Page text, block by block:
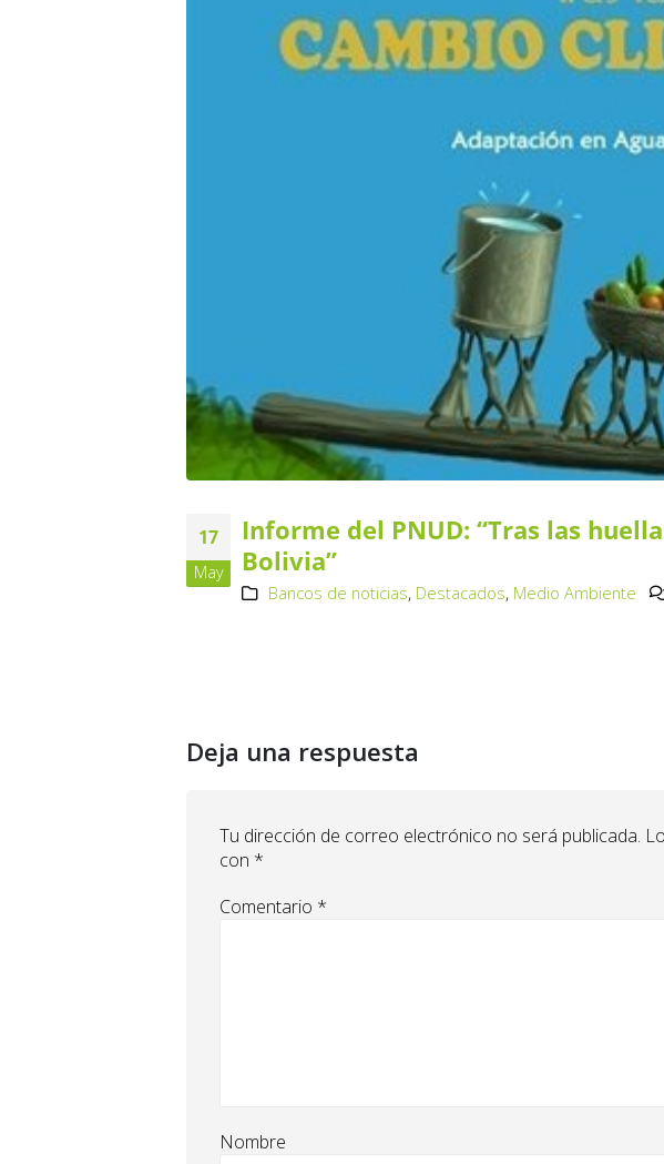
17
May
Informe del PNUD: “Tras las
Bolivia”
Bancos de noticias, Destacados, Medio Ambiente
Deja una respuesta
Tu dirección de correo electrónico no será publicada.
con *
Comentario *
Nombre